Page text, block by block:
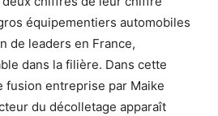
équipementiers automobiles
de leaders en France,
dans la filière. Dans cette
fusion entreprise par Maike
du décolletage apparaît